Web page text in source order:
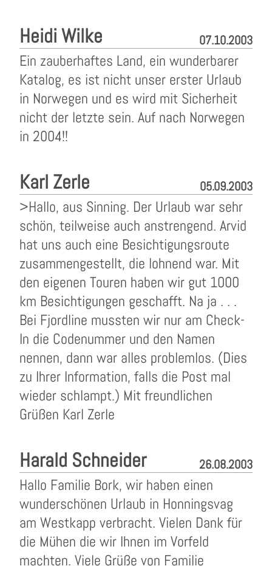
Heidi Wilke 07.10.2003
Ein zauberhaftes Land, ein wunderbarer
Katalog, es ist nicht unser erster Urlaub
in Norwegen und es wird mit Sicherheit
nicht der letzte sein. Auf nach Norwegen
in 2004!!
Karl Zerle 05.09.2003
>Hallo, aus Sinning. Der Urlaub war sehr
schön, teilweise auch anstrengend. Arvid
hat uns auch eine Besichtigungsroute
zusammengestellt, die lohnend war. Mit
den eigenen Touren haben wir gut 1000
km Besichtigungen geschafft. Na ja . . .
Bei Fjordline mussten wir nur am Check-
In die Codenummer und den Namen
nennen, dann war alles problemlos. (Dies
zu Ihrer Information, falls die Post mal
wieder schlampt.) Mit freundlichen
Grüßen Karl Zerle
Harald Schneider 26.08.2003
Hallo Familie Bork, wir haben einen
wunderschönen Urlaub in Honningsvag
am Westkapp verbracht. Vielen Dank für
die Mühen die wir Ihnen im Vorfeld
machten. Viele Grüße von Familie